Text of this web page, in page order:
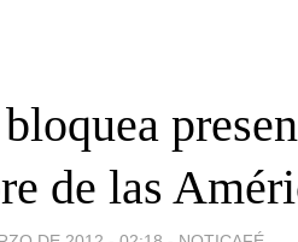
de las